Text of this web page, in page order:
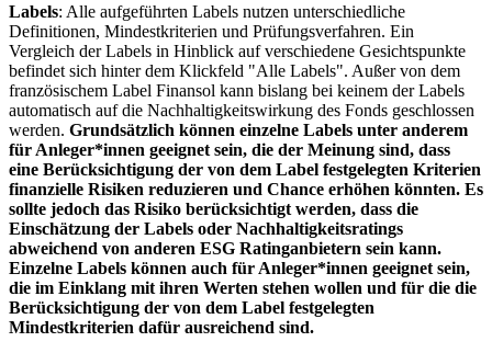
Labels: Alle aufgeführten Labels nutzen unterschiedliche
Definitionen, Mindestkriterien und Prüfungsverfahren. Ein
Vergleich der Labels in Hinblick auf verschiedene Gesichtspunkte
befindet sich hinter dem Klickfeld "Alle Labels". Außer von dem
französischem Label Finansol kann bislang bei keinem der Labels
automatisch auf die Nachhaltigkeitswirkung des Fonds geschlossen
werden. Grundsätzlich können einzelne Labels unter anderem
für Anleger*innen geeignet sein, die der Meinung sind, dass
eine Berücksichtigung der von dem Label festgelegten Kriterien
finanzielle Risiken reduzieren und Chance erhöhen könnten. Es
sollte jedoch das Risiko berücksichtigt werden, dass die
Einschätzung der Labels oder Nachhaltigkeitsratings
abweichend von anderen ESG Ratinganbietern sein kann.
Einzelne Labels können auch für Anleger*innen geeignet sein,
die im Einklang mit ihren Werten stehen wollen und für die die
Berücksichtigung der von dem Label festgelegten
Mindestkriterien dafür ausreichend sind.